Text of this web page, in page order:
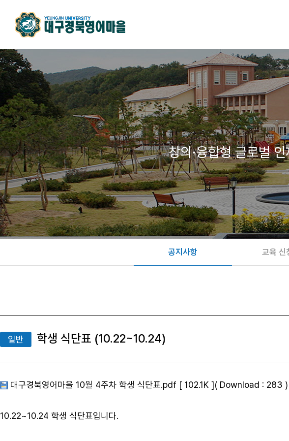
창의·융합형 글로벌
공지사항 교육 신
일반 학생 식단표 (10.22~10.24)
대구경북영어마을 10월 4주차 학생 식단표.pdf [ 102.1K ]( Download : 283 )
10.22~10.24 학생 식단표입니다.